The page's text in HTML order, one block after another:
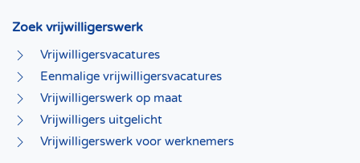
Zoek vrijwilligerswerk
Vrijwilligersvacatures
Eenmalige vrijwilligersvacatures
Vrijwilligerswerk op maat
Vrijwilligers uitgelicht
Vrijwilligerswerk voor werknemers